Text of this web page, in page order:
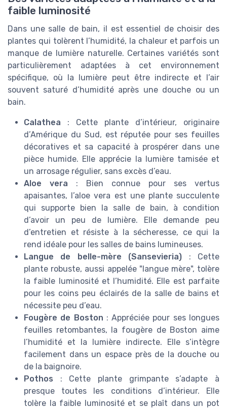
faible luminosité
Dans une salle de bain, il est essentiel de choisir des
plantes qui tolèrent l’humidité, la chaleur et parfois un
manque de lumière naturelle. Certaines variétés sont
particulièrement adaptées à cet environnement
spécifique, où la lumière peut être indirecte et l’air
souvent saturé d’humidité après une douche ou un
bain.
Calathea : Cette plante d’intérieur, originaire
d’Amérique du Sud, est réputée pour ses feuilles
décoratives et sa capacité à prospérer dans une
pièce humide. Elle apprécie la lumière tamisée et
un arrosage régulier, sans excès d’eau.
Aloe vera : Bien connue pour ses vertus
apaisantes, l’aloe vera est une plante succulente
qui supporte bien la salle de bain, à condition
d’avoir un peu de lumière. Elle demande peu
d’entretien et résiste à la sécheresse, ce qui la
rend idéale pour les salles de bains lumineuses.
Langue de belle-mère (Sansevieria) : Cette
plante robuste, aussi appelée "langue mère", tolère
la faible luminosité et l’humidité. Elle est parfaite
pour les coins peu éclairés de la salle de bains et
nécessite peu d’eau.
Fougère de Boston : Appréciée pour ses longues
feuilles retombantes, la fougère de Boston aime
l’humidité et la lumière indirecte. Elle s’intègre
facilement dans un espace près de la douche ou
de la baignoire.
Pothos : Cette plante grimpante s’adapte à
presque toutes les conditions d’intérieur. Elle
tolère la faible luminosité et se plaît dans un pot